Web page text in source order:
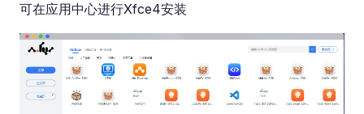
可在应用中心进行Xfce4安装